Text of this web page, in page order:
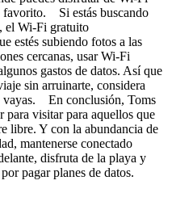
favorito. Si estás buscando
el Wi-Fi gratuito
estés subiendo fotos a las
cercanas, usar Wi-Fi
gastos de datos. Así que
sin arruinarte, considera
vayas. En conclusión, Toms
para visitar para aquellos que
libre. Y con la abundancia de
mantenerse conectado
disfruta de la playa y
pagar planes de datos.